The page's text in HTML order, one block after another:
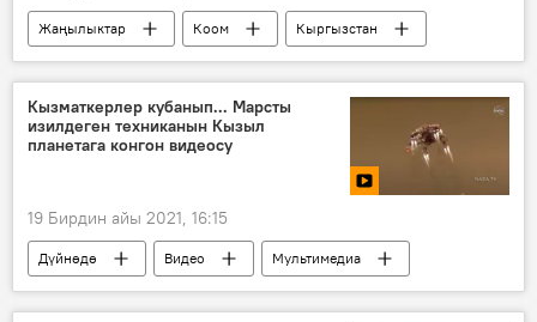
Жаңылыктар Коом
Кыргызстан
"Электр станциялары" ААК
жетекчи
ишкана
директор
Кызматкерлер кубанып... Марсты
изилдеген техниканын Кызыл
планетага конгон видеосу
19 Бирдин айы 2021, 16:15
Дүйнөдө Видео
Мультимедиа
АКШ
NASA
Марс